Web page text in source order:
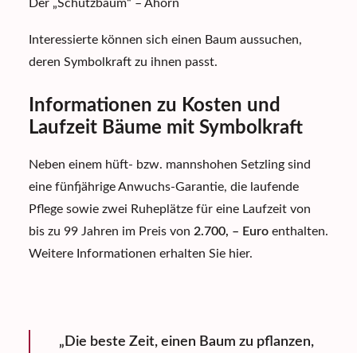
Der „Schutzbaum“ – Ahorn
Interessierte können sich einen Baum aussuchen,
deren Symbolkraft zu ihnen passt.
Informationen zu Kosten und
Laufzeit Bäume mit Symbolkraft
Neben einem hüft- bzw. mannshohen Setzling sind
eine fünfjährige Anwuchs-Garantie, die laufende
Pflege sowie zwei Ruheplätze für eine Laufzeit von
bis zu 99 Jahren im Preis von 2.700, – Euro enthalten.
Weitere Informationen erhalten Sie hier.
„Die beste Zeit, einen Baum zu pflanzen,